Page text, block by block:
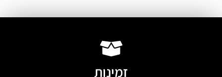
זמינות